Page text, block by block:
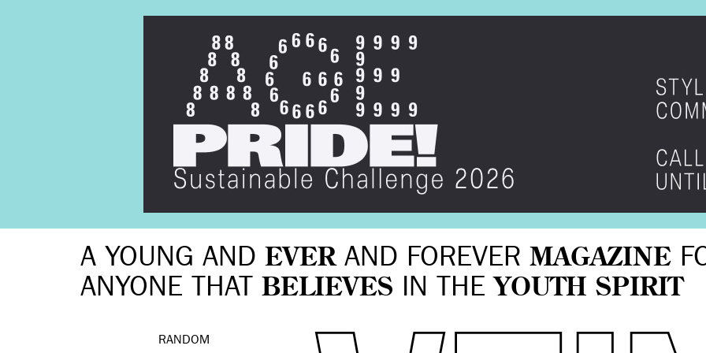
A YOUNG AND EVERAND FOREVER MAGAZINE
ANYONE THAT BELIEVES IN THE YOUTH SPIRIT
RANDOM